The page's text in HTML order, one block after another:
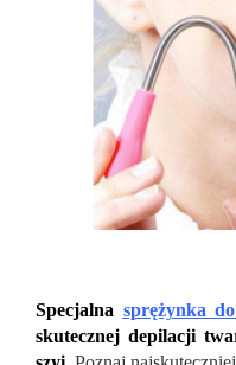
Specjalna sprężynka
skutecznej depilacji